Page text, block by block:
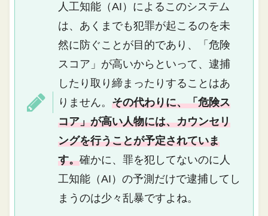
人工知能（AI）によるこのシステム
は、あくまでも犯罪が起こるのを未
然に防ぐことが目的であり、「危険
スコア」が高いからといって、逮捕
したり取り締まったりすることはあ
りません。その代わりに、「危険ス
コア」が高い人物には、カウンセリ
ングを行うことが予定されていま
す。確かに、罪を犯してないのに人
工知能（AI）の予測だけで逮捕してし
まうのは少々乱暴ですよね。